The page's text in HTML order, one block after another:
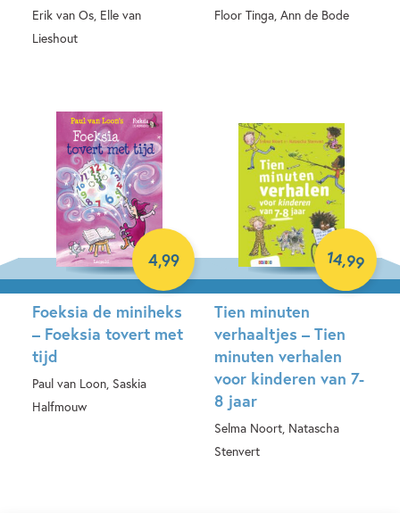
Erik van Os, Elle van
Lieshout
Floor Tinga, Ann de Bode
Foeksia de miniheks
– Foeksia tovert met
tijd
Paul van Loon, Saskia
Halfmouw
4,99
Tien minuten
verhaaltjes – Tien
minuten verhalen
voor kinderen van 7-
8 jaar
Selma Noort, Natascha
Stenvert
14,99